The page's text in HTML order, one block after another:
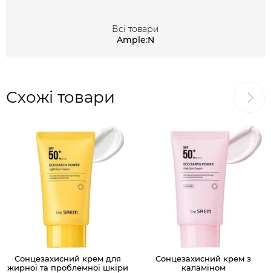
Всі товари
Ample:N
Схожі товари
Сонцезахисний крем для
жирної та проблемної шкіри
Сонцезахисний крем з
каламіном